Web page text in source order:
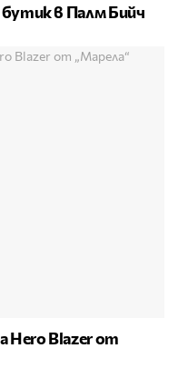
в Палм Бийч
Hero Blazer от